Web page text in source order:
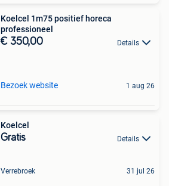
Koelcel 1m75 positief horeca
professioneel
€ 350,00 Details
Bezoek website 1 aug 26
Koelcel
Gratis Details
Verrebroek 31 jul 26